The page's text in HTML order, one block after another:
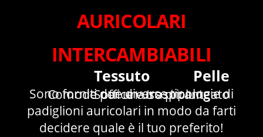
AURICOLARI
INTERCAMBIABILI
Sono forniti due diverse tipologie di
padiglioni auricolari in modo da farti
decidere quale è il tuo preferito!
Pelle
Comode per un uso prolungato
Tessuto
Soffice e traspirante